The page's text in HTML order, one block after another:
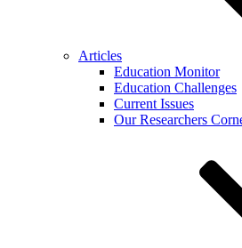
Articles
Education Monitor
Education Challenges
Current Issues
Our Researchers